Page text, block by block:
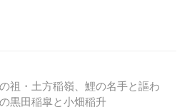
祖・土方稲嶺、鯉の名手と謳わ
黒田稲皐と小畑稲升